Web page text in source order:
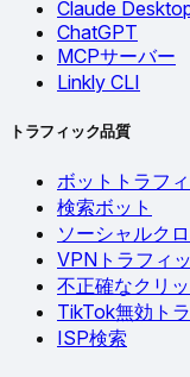
Claude
ChatGPT
MCPサーバー
Linkly CLI
トラフィック品質
ボットトラフ
検索ボット
ソーシャルク
VPNトラフィ
不正確なクリ
TikTok無効ト
ISP検索